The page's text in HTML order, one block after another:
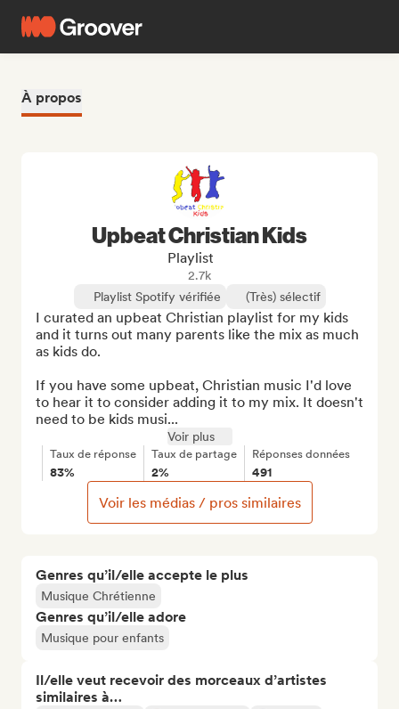
À propos
Genres qu’il/elle accepte le plus
Musique Chrétienne
Genres qu’il/elle adore
Musique pour enfants
Il/elle veut recevoir des morceaux d’artistes
similaires à…
Upbeat Christian Kids
Playlist
2.7k
Playlist Spotify vérifiée
(Très) sélectif
I curated an upbeat Christian playlist for my kids
and it turns out many parents like the mix as much
as kids do.
If you have some upbeat, Christian music I'd love
to hear it to consider adding it to my mix. It doesn't
need to be kids musi...
Voir plus
Taux de réponse
83%
Taux de partage
2%
Réponses données
491
Voir les médias / pros similaires